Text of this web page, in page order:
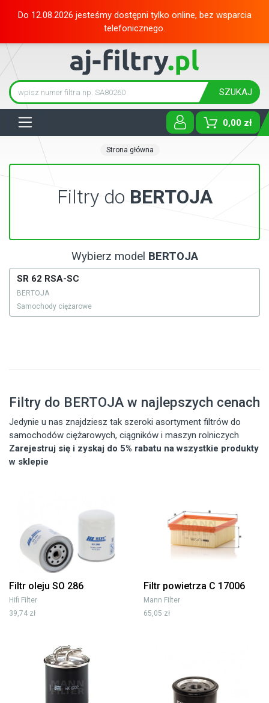
Do 12.08.2026 jesteśmy dostępni tylko online, bez wsparcia
telefonicznego.
SZUKAJ
0,00 zł
Strona główna
Filtry do BERTOJA
Wybierz model BERTOJA
SR 62 RSA-SC
BERTOJA
Samochody ciężarowe
Filtry do BERTOJA w najlepszych cenach
Jedynie u nas znajdziesz tak szeroki asortyment filtrów do
samochodów ciężarowych, ciągników i maszyn rolniczych
Zarejestruj się i zyskaj do 5% rabatu na wszystkie produkty
w sklepie
Filtr oleju SO 286
Hifi Filter
39,74 zł
Filtr powietrza C 17006
Mann Filter
65,05 zł